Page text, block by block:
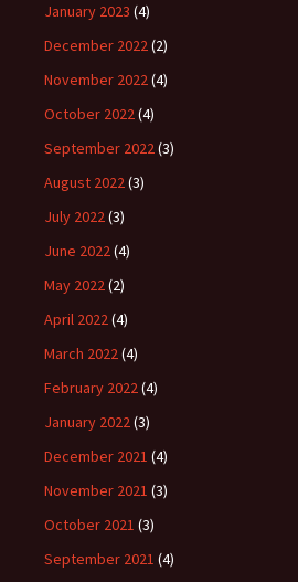
January 2023 (4)
December 2022(2)
November 2022(4)
October 2022(4)
September 2022(3)
August 2022(3)
July 2022(3)
June 2022(4)
May 2022(2)
April 2022(4)
March 2022(4)
February 2022(4)
January 2022(3)
December 2021 (4)
November 2021 (3)
October 2021 (3)
September 2021 (4)